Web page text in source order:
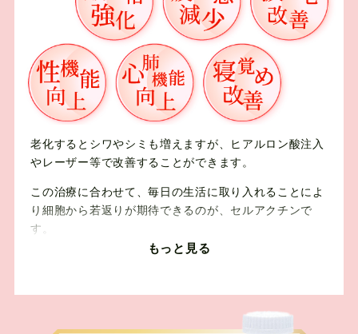
老化するとシワやシミも増えますが、ヒアルロン酸注入
やレーザー等で改善することができます。
この治療に合わせて、毎日の生活に取り入れることによ
り細胞から若返りが期待できるのが、セルアクチンで
す。
これまでのエイジングケアは今ある細胞が老化しないよ
若返らせてくれる「若化（じゃっか）」を進めるものに
もっと見る